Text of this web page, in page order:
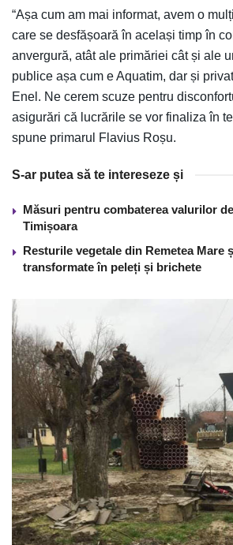
“Așa cum am mai informat, avem o
care se desfășoară în același timp în
anvergură, atât ale primăriei cât și ale
publice așa cum e Aquatim, dar și
Enel. Ne cerem scuze pentru
asigurări că lucrările se vor finaliza în
spune primarul Flavius Roșu.
S-ar putea să te intereseze și
Măsuri pentru combaterea valurilor
Timișoara
Resturile vegetale din Remetea Mare
transformate în peleți și brichete